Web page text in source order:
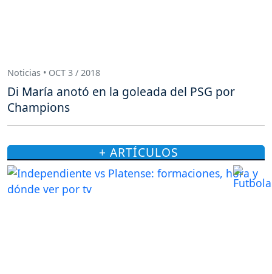
Noticias • OCT 3 / 2018
Di María anotó en la goleada del PSG por
Champions
+ ARTÍCULOS